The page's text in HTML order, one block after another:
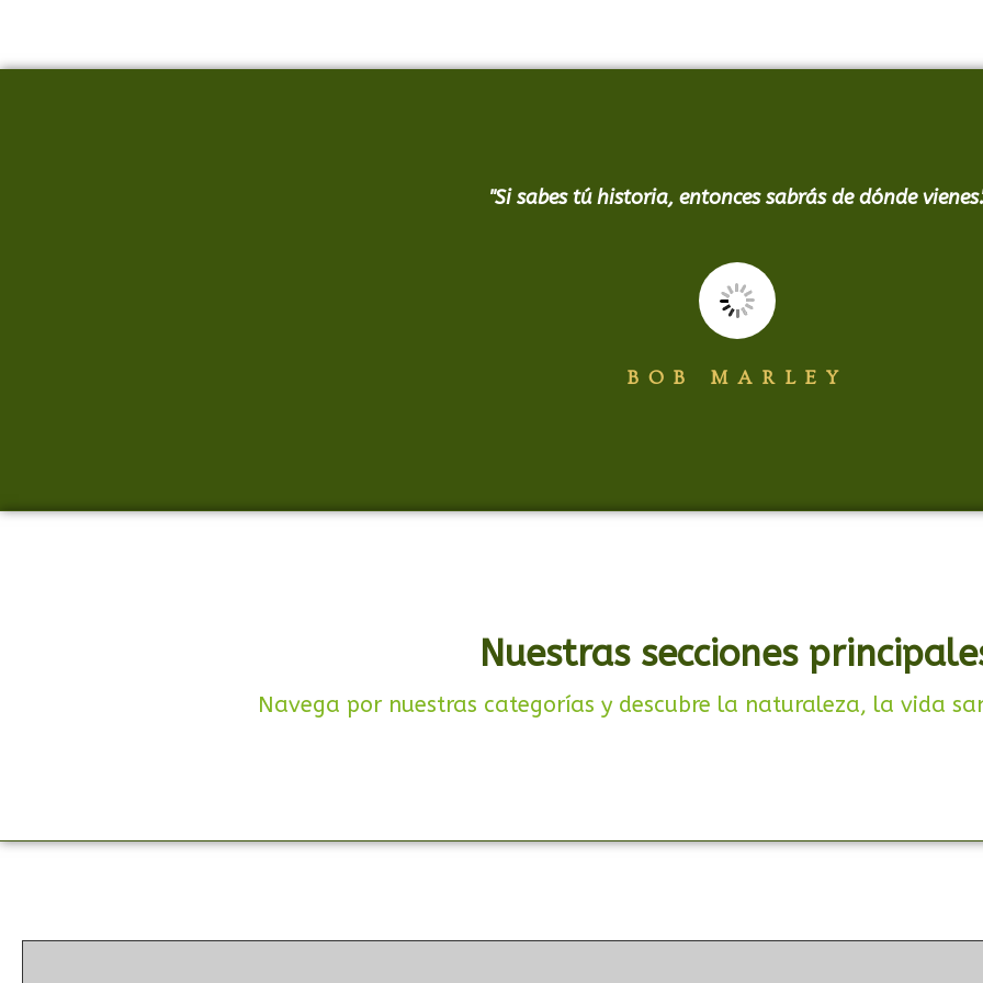
"Si sabes tú historia, entonces sabrás de dónde
BOB MARLEY
Nuestras secciones
Navega por nuestras categorías y descubre la naturaleza, la vida